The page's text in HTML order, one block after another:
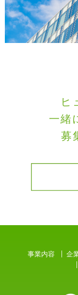
ヒ
一緒
募
事業内容 企